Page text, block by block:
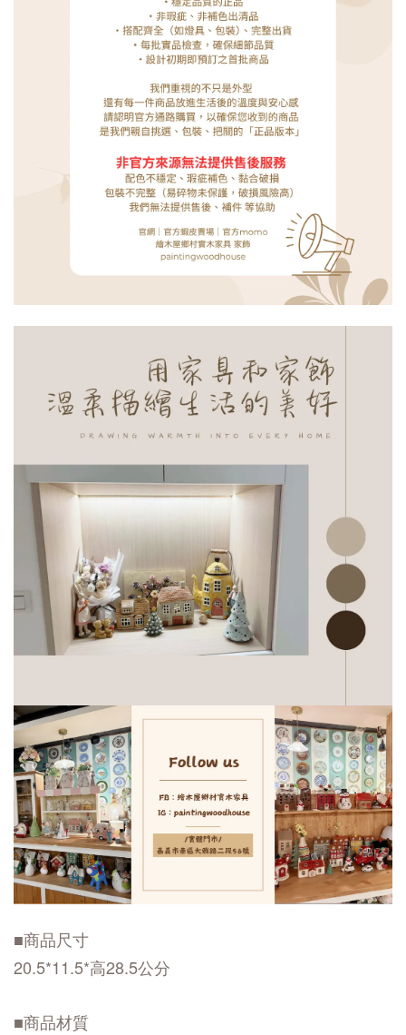
■商品尺寸
20.5*11.5*高28.5公分
■商品材質